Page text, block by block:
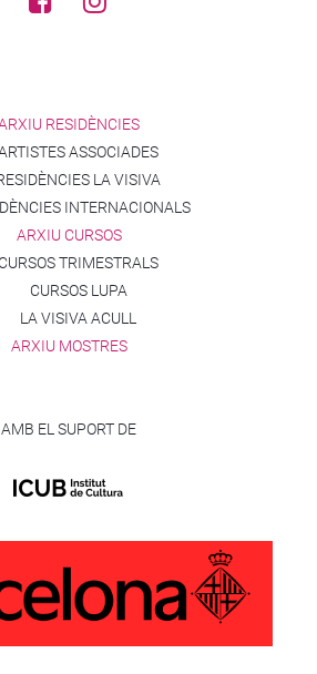
RESIDÈNCIES
ASSOCIADES
LA VISIVA
INTERNACIONALS
ARXIU CURSOS
CURSOS TRIMESTRALS
CURSOS LUPA
LA VISIVA ACULL
ARXIU MOSTRES
AMB EL SUPORT DE